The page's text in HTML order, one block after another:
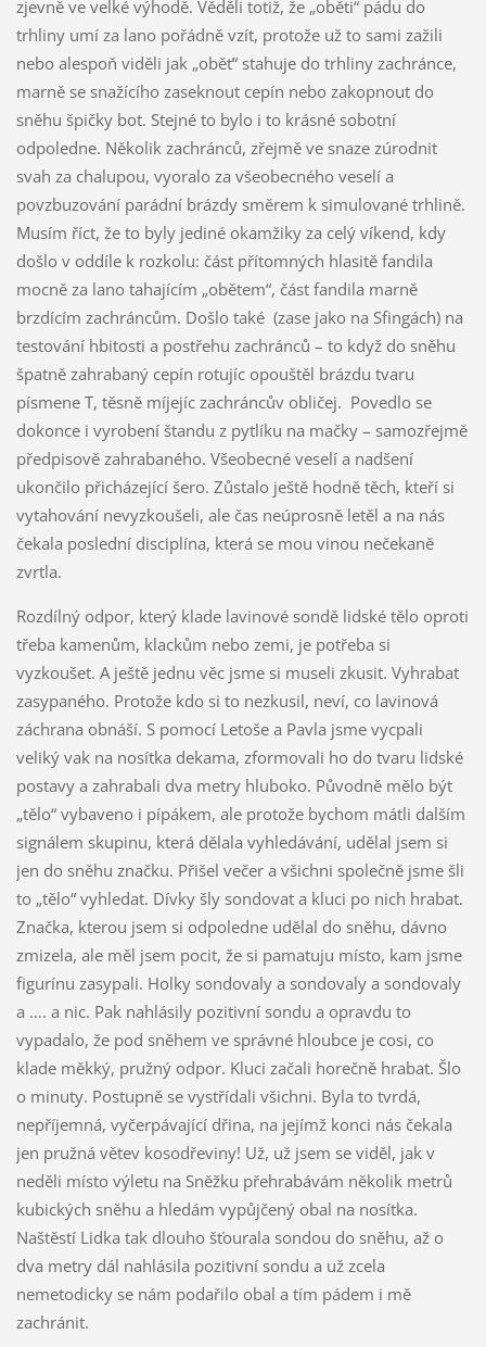
zjevně ve velké výhodě. Věděli totiž, že „oběti“ pádu do
trhliny umí za lano pořádně vzít, protože už to sami zažili
nebo alespoň viděli jak „oběť“ stahuje do trhliny zachránce,
marně se snažícího zaseknout cepín nebo zakopnout do
sněhu špičky bot. Stejné to bylo i to krásné sobotní
odpoledne. Několik zachránců, zřejmě ve snaze zúrodnit
svah za chalupou, vyoralo za všeobecného veselí a
povzbuzování parádní brázdy směrem k simulované trhlině.
Musím říct, že to byly jediné okamžiky za celý víkend, kdy
došlo v oddíle k rozkolu: část přítomných hlasitě fandila
mocně za lano tahajícím „obětem“, část fandila marně
brzdícím zachráncům. Došlo také (zase jako na Sfingách) na
testování hbitosti a postřehu zachránců – to když do sněhu
špatně zahrabaný cepín rotujíc opouštěl brázdu tvaru
písmene T, těsně míjejíc zachráncův obličej. Povedlo se
dokonce i vyrobení štandu z pytlíku na mačky – samozřejmě
předpisově zahrabaného. Všeobecné veselí a nadšení
ukončilo přicházející šero. Zůstalo ještě hodně těch, kteří si
vytahování nevyzkoušeli, ale čas neúprosně letěl a na nás
čekala poslední disciplína, která se mou vinou nečekaně
zvrtla.
Rozdílný odpor, který klade lavinové sondě lidské tělo oproti
třeba kamenům, klackům nebo zemi, je potřeba si
vyzkoušet. A ještě jednu věc jsme si museli zkusit. Vyhrabat
zasypaného. Protože kdo si to nezkusil, neví, co lavinová
záchrana obnáší. S pomocí Letoše a Pavla jsme vycpali
veliký vak na nosítka dekama, zformovali ho do tvaru lidské
postavy a zahrabali dva metry hluboko. Původně mělo být
„tělo“ vybaveno i pípákem, ale protože bychom mátli dalším
signálem skupinu, která dělala vyhledávání, udělal jsem si
jen do sněhu značku. Přišel večer a všichni společně jsme šli
to „tělo“ vyhledat. Dívky šly sondovat a kluci po nich hrabat.
Značka, kterou jsem si odpoledne udělal do sněhu, dávno
zmizela, ale měl jsem pocit, že si pamatuju místo, kam jsme
figurínu zasypali. Holky sondovaly a sondovaly a sondovaly
a …. a nic. Pak nahlásily pozitivní sondu a opravdu to
vypadalo, že pod sněhem ve správné hloubce je cosi, co
klade měkký, pružný odpor. Kluci začali horečně hrabat. Šlo
o minuty. Postupně se vystřídali všichni. Byla to tvrdá,
nepříjemná, vyčerpávající dřina, na jejímž konci nás čekala
jen pružná větev kosodřeviny! Už, už jsem se viděl, jak v
neděli místo výletu na Sněžku přehrabávám několik metrů
kubických sněhu a hledám vypůjčený obal na nosítka.
Naštěstí Lidka tak dlouho šťourala sondou do sněhu, až o
dva metry dál nahlásila pozitivní sondu a už zcela
nemetodicky se nám podařilo obal a tím pádem i mě
zachránit.